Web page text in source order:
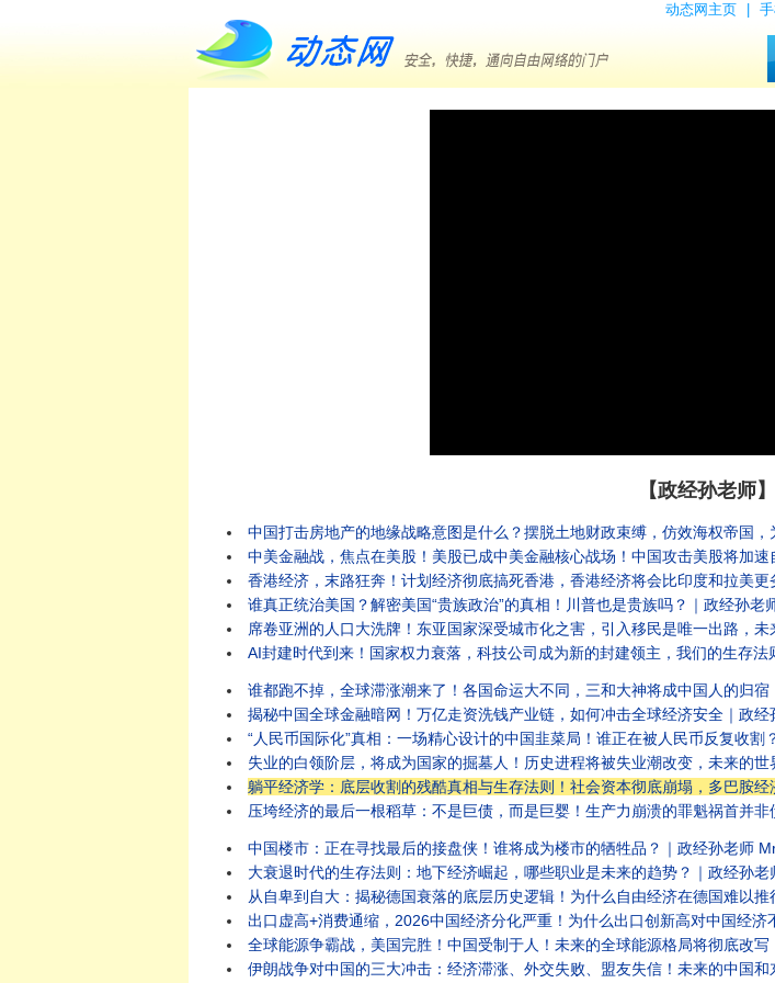
动态网主页
【政经孙老师
中国打击房地产的地缘战略意图是什么？摆脱土地财政束缚，仿效海权帝国
中美金融战，焦点在美股！美股已成中美金融核心战场！中国攻击美股将加
香港经济，末路狂奔！计划经济彻底搞死香港，香港经济将会比印度和拉美
谁真正统治美国？解密美国“贵族政治”的真相！川普也是贵族吗？｜政经孙老
席卷亚洲的人口大洗牌！东亚国家深受城市化之害，引入移民是唯一出路，
AI封建时代到来！国家权力衰落，科技公司成为新的封建领主，我们的生存
谁都跑不掉，全球滞涨潮来了！各国命运大不同，三和大神将成中国人的归
揭秘中国全球金融暗网！万亿走资洗钱产业链，如何冲击全球经济安全｜政
“人民币国际化”真相：一场精心设计的中国韭菜局！谁正在被人民币反复收
失业的白领阶层，将成为国家的掘墓人！历史进程将被失业潮改变，未来的
躺平经济学：底层收割的残酷真相与生存法则！社会资本彻底崩塌，多巴胺
压垮经济的最后一根稻草：不是巨债，而是巨婴！生产力崩溃的罪魁祸首并非
中国楼市：正在寻找最后的接盘侠！谁将成为楼市的牺牲品？｜政经孙老师
大衰退时代的生存法则：地下经济崛起，哪些职业是未来的趋势？｜政经孙
从自卑到自大：揭秘德国衰落的底层历史逻辑！为什么自由经济在德国难以
出口虚高+消费通缩，2026中国经济分化严重！为什么出口创新高对中国经
全球能源争霸战，美国完胜！中国受制于人！未来的全球能源格局将彻底改
伊朗战争对中国的三大冲击：经济滞涨、外交失败、盟友失信！未来的中国